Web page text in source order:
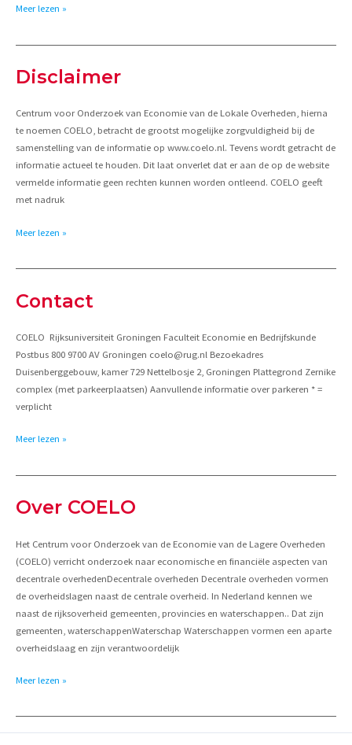
Financiering
Meer lezen »
Disclaimer
Centrum voor Onderzoek van Economie van de Lokale Overheden, hierna
te noemen COELO, betracht de grootst mogelijke zorgvuldigheid bij de
samenstelling van de informatie op www.coelo.nl. Tevens wordt getracht de
informatie actueel te houden. Dit laat onverlet dat er aan de op de website
vermelde informatie geen rechten kunnen worden ontleend. COELO geeft
met nadruk
Disclaimer
Meer lezen »
Contact
COELO Rijksuniversiteit Groningen Faculteit Economie en Bedrijfskunde
Postbus 800 9700 AV Groningen coelo@rug.nl Bezoekadres
Duisenberggebouw, kamer 729 Nettelbosje 2, Groningen Plattegrond Zernike
complex (met parkeerplaatsen) Aanvullende informatie over parkeren * =
verplicht
Contact
Meer lezen »
Over COELO
Het Centrum voor Onderzoek van de Economie van de Lagere Overheden
(COELO) verricht onderzoek naar economische en financiële aspecten van
decentrale overhedenDecentrale overheden Decentrale overheden vormen
de overheidslagen naast de centrale overheid. In Nederland kennen we
naast de rijksoverheid gemeenten, provincies en waterschappen.. Dat zijn
gemeenten, waterschappenWaterschap Waterschappen vormen een aparte
overheidslaag en zijn verantwoordelijk
Over
Meer lezen »